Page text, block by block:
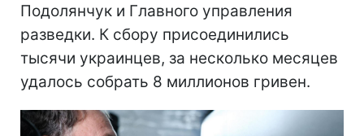
Подолянчук и Главного управления
разведки. К сбору присоединились
тысячи украинцев, за несколько месяцев
удалось собрать 8 миллионов гривен.